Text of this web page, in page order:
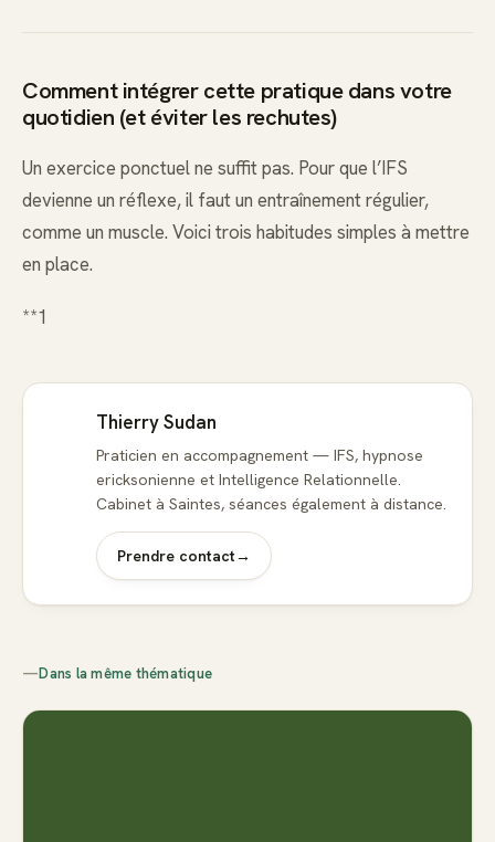
Comment intégrer cette pratique dans votre
quotidien (et éviter les rechutes)
Un exercice ponctuel ne suffit pas. Pour que l’IFS
devienne un réflexe, il faut un entraînement régulier,
comme un muscle. Voici trois habitudes simples à mettre
en place.
**1
Thierry Sudan
Praticien en accompagnement — IFS, hypnose
ericksonienne et Intelligence Relationnelle.
Cabinet à Saintes, séances également à distance.
Prendre contact→
—Dans la même thématique